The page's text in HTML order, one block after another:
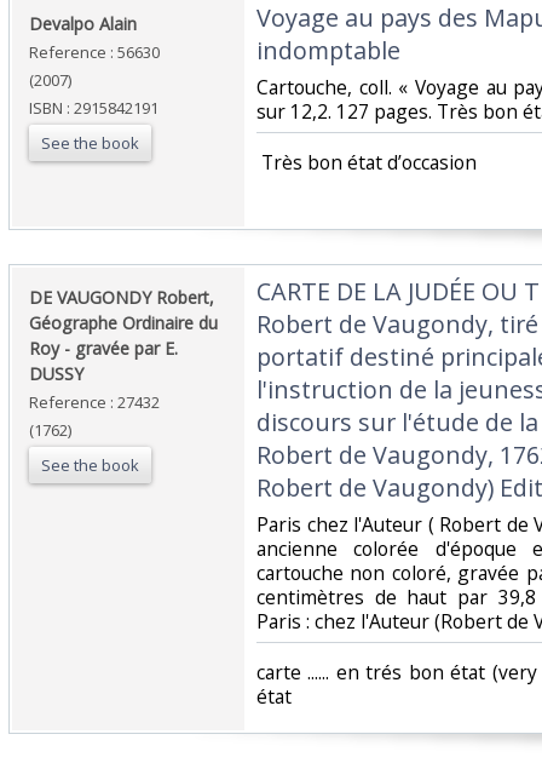
‎Devalpo Alain‎
Reference : 56630
(2007)
ISBN : 2915842191
See the book
‎Voyage au pays des
indomptable‎
‎Cartouche, coll. « Voyage au
sur 12,2. 127 pages. Très bon
‎ Très bon état d’occasion ‎
‎DE VAUGONDY Robert,
Géographe Ordinaire du
Roy - gravée par E.
DUSSY‎
Reference : 27432
(1762)
See the book
‎CARTE DE LA JUDÉE OU
Robert de Vaugondy,
portatif destiné
l'instruction de la
discours sur l'étude de
Robert de Vaugondy,
Robert de Vaugondy)
‎Paris chez l'Auteur ( Robert de
ancienne colorée
cartouche non coloré, gravée
centimètres de haut par
Paris : chez l'Auteur (Robert de
‎carte ...... en trés bon état
état ‎